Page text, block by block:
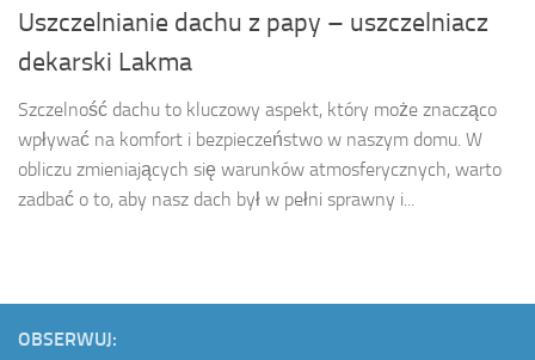
Uszczelnianie dachu z papy – uszczelniacz
dekarski Lakma
Szczelność dachu to kluczowy aspekt, który może znacząco
wpływać na komfort i bezpieczeństwo w naszym domu. W
obliczu zmieniających się warunków atmosferycznych, warto
zadbać o to, aby nasz dach był w pełni sprawny i...
OBSERWUJ: